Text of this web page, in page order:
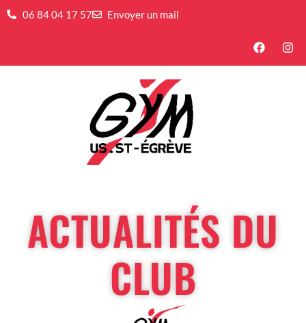
06 84 04 17 57 Envoyer un mail
ACTUALITÉS DU
CLUB